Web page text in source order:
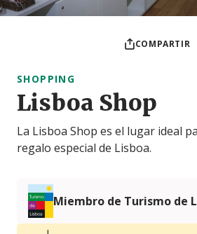
COMPARTIR
SHOPPING
Lisboa Shop
La Lisboa Shop es el lugar ideal
regalo especial de Lisboa.
Miembro de Turismo de